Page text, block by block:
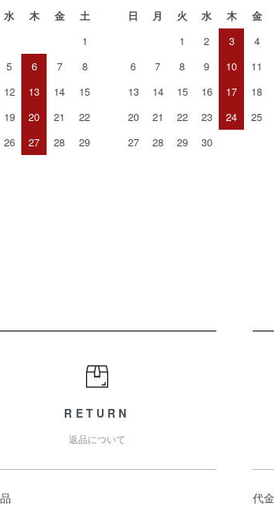
水 木 金
土
1
5 6 7
8
12 13 14
15
19 20 21
22
26 27 28
29
日 月 火 水 木 金
1
2 3 4
6
7 8 9 10 11
13
14 15 16 17 18
20
21 22 23 24 25
27
28 29 30
RETURN
返品について
代